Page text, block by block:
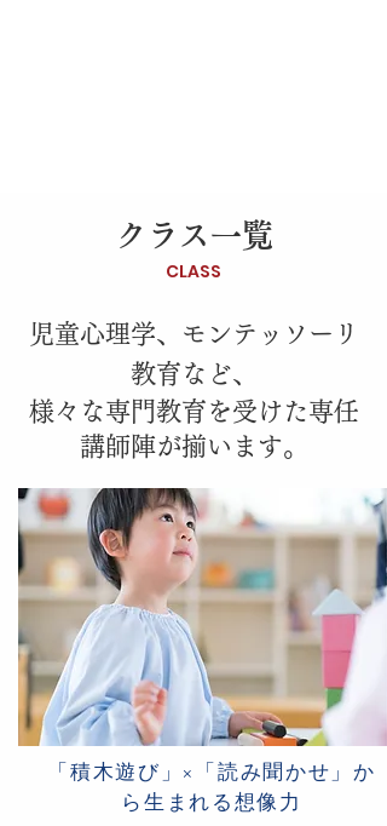
クラス一覧
CLASS
児童心理学、モンテッソーリ
教育など、
様々な専門教育を受けた専任
講師陣が揃います。
「積木遊び」×「読み聞かせ」か
ら生まれる想像力